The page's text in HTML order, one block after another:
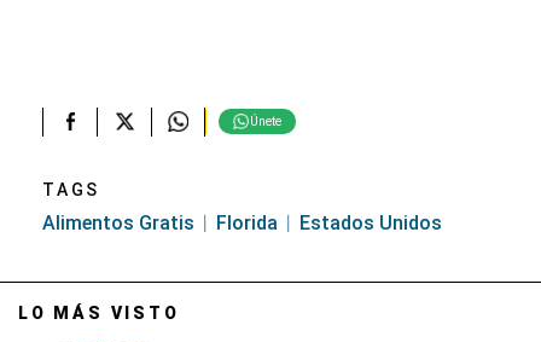
Únete
TAGS
Alimentos Gratis Florida Estados Unidos
LO MÁS VISTO